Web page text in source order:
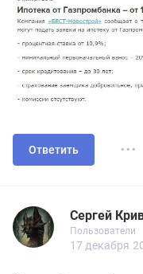
Ответить ...
Сергей
Сергей
Пользователи
21
17 декабря